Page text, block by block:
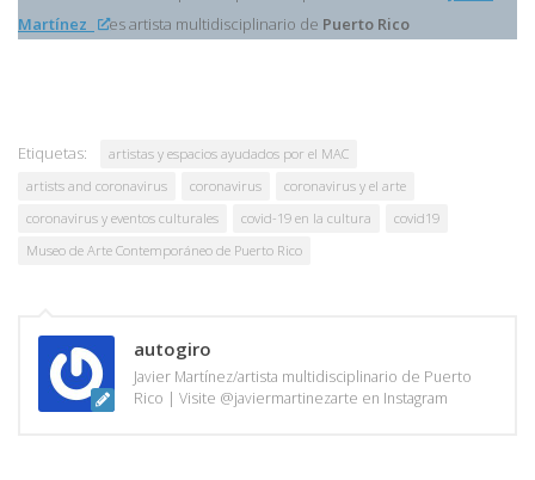
Martínez
es artista multidisciplinario de Puerto Rico
Etiquetas:
artistas y espacios ayudados por el MAC
artists and coronavirus
coronavirus
coronavirus y el arte
coronavirus y eventos culturales
covid-19 en la cultura
covid19
Museo de Arte Contemporáneo de Puerto Rico
autogiro
Javier Martínez/artista multidisciplinario de Puerto
Rico | Visite @javiermartinezarte en Instagram